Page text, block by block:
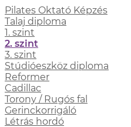
Pilates Oktató Képzés
Talaj diploma
1. szint
2. szint
3. szint
Stúdióeszköz diploma
Reformer
Cadillac
Torony / Rugós fal
Gerinckorrigáló
Létrás hordó